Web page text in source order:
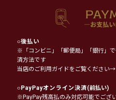
○後払い
※「コンビニ」「郵便局」「銀行」
済方法です
当店のご利用ガイドをご覧ください→
○PayPayオンライン決済(前払い)
※PayPay残高払のみ対応可能でござい